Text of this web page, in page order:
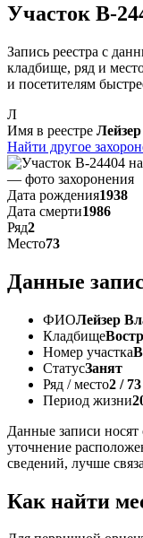
Участок В-
Запись реестра с
кладбище, ряд и
и посетителям
Л
Имя в реестре
Найти другое
Дата рождения1938
Дата смерти1986
Ряд2
Место73
Данные
ФИОЛейзер
Кладбище
Номер участка
СтатусЗанят
Ряд / место2 / 73
Период жизни
Данные записи носят
уточнение
сведений, лучше
Как найти